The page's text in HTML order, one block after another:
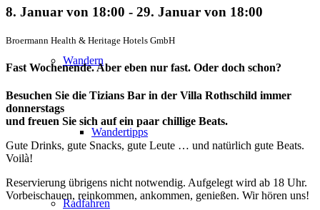
Wandern
Wandertipps
Radfahren
8. Januar von 18:00 - 29. Januar von 18:00
Broermann Health & Heritage Hotels GmbH
Fast Wochenende. Aber eben nur fast. Oder doch schon?
Besuchen Sie die Tizians Bar in der Villa Rothschild immer
donnerstags
und freuen Sie sich auf ein paar chillige Beats.
Gute Drinks, gute Snacks, gute Leute … und natürlich gute Beats.
Voilà!
Reservierung übrigens nicht notwendig. Aufgelegt wird ab 18 Uhr.
Vorbeischauen, reinkommen, ankommen, genießen. Wir hören uns!